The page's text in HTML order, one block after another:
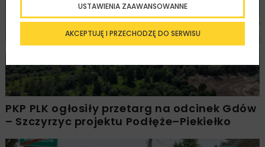
PKP PLK ogłosiły przetarg na odcinek Gdów
– Szczyrzyc projektu Podłęże–Piekiełko
AKCEPTUJĘ I PRZECHODZĘ DO SERWISU
USTAWIENIA ZAAWANSOWANNE